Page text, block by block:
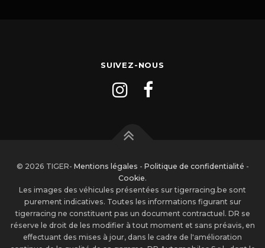
SUIVEZ-NOUS
© 2026 TIGER- Mentions légales - Politique de confidentialité -
Cookie.
Les images des véhicules présentées sur tigerracing.be sont
purement indicatives. Toutes les informations figurant sur
tigerracing ne constituent pas un document contractuel. DR se
réserve le droit de les modifier à tout moment et sans préavis, en
effectuant des mises à jour, dans le cadre de l'amélioration